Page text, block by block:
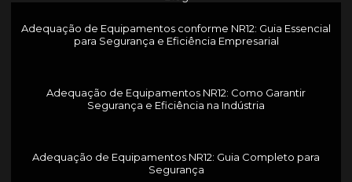
Adequação de Equipamentos conforme NR12: Guia Essencial
para Segurança e Eficiência Empresarial
Adequação de Equipamentos NR12: Como Garantir
Segurança e Eficiência na Indústria
Adequação de Equipamentos NR12: Guia Completo para
Segurança